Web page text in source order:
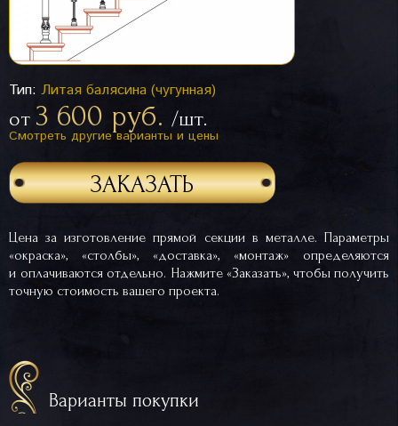
Тип: Литая балясина (чугунная)
от 3 600 руб. /шт.
Смотреть другие варианты и цены
ЗАКАЗАТЬ
Цена за изготовление прямой секции в металле. Параметры
«окраска», «столбы», «доставка», «монтаж» определяются
и оплачиваются отдельно. Нажмите «Заказать», чтобы получить
точную стоимость вашего проекта.
Варианты покупки